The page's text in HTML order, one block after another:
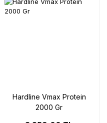
Hardline Vmax Protein
2000 Gr